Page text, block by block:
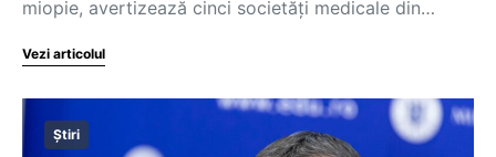
miopie, avertizează cinci societăți medicale din…
Vezi articolul
Știri